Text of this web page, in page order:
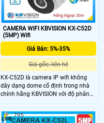
hàng,...
CAMERA WIFI KBVISION KX-C52D
(5MP) Wifi
Giá Bán: 5%-35%
Giá gốc: liên hệ
KX-C52D là camera IP wifi không
dây dạng dome cố định trong nhà
chính hãng KBVISION với độ phân
giải 5MP cho hình ảnh sắc nét.
Camera hỗ trợ hồng ngoại 30m ánh
sáng kép full color, khe cắm thẻ nhớ
795